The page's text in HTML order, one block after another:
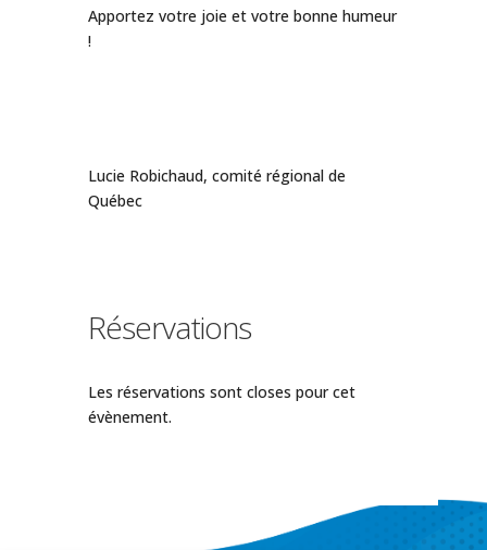
Apportez votre joie et votre bonne humeur
!
Lucie Robichaud, comité régional de
Québec
Réservations
Les réservations sont closes pour cet
évènement.